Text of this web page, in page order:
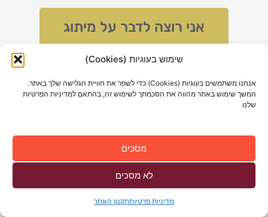
שימוש בעוגיות (Cookies)
אנחנו משתמשים בעוגיות (Cookies) כדי לשפר את חוויית הגלישה שלך באתר.
המשך שימוש באתר מהווה את הסכמתך לשימוש זה, בהתאם למדיניות הפרטיות
שלנו
מסכים
לא מסכים
מדיניות פרטיותתקנון האתר
אני רוצה לדבר על מיתוג
להתכתבות